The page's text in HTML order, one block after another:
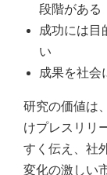
段階がある
成功には目
い
成果を社会
研究の価値は
けプレスリリ
すく伝え、社
変化の激しい